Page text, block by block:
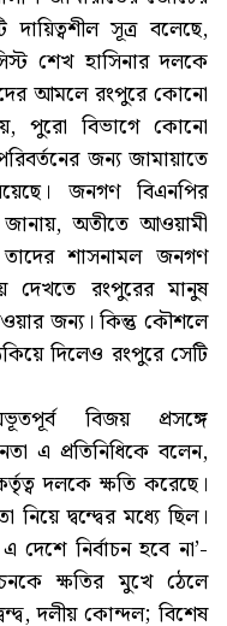
সূত্র বলেছে,
শেখ হাসিনার দলকে
আমলে রংপুরে কোনো
পুরো বিভাগে কোনো
জন্য জামায়াতে
জনগণ বিএনপির
অতীতে আওয়ামী
শাসনামল জনগণ
দেখতে রংপুরের মানুষ
জন্য। কিন্তু কৌশলে
দিলেও রংপুরে সেটি
বিজয় প্রসঙ্গে
এ প্রতিনিধিকে বলেন,
দলকে ক্ষতি করেছে।
দ্বন্দ্বের মধ্যে ছিল।
দেশে নির্বাচন হবে না’-
ক্ষতির মুখে ঠেলে
দলীয় কোন্দল; বিশেষ